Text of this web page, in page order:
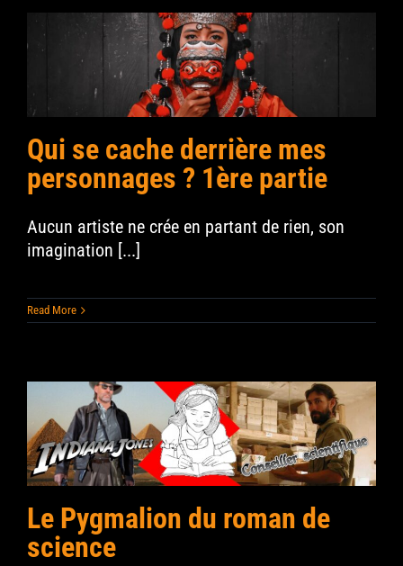
Qui se cache derrière mes
personnages ? 1ère partie
Aucun artiste ne crée en partant de rien, son
imagination [...]
Read More
Le Pygmalion du roman de
science